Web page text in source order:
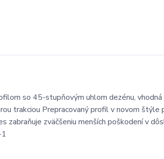
so 45-stupňovým uhlom dezénu, vhodná
trakciou Prepracovaný profil v novom
zabraňuje zväčšeniu menších poškodení v